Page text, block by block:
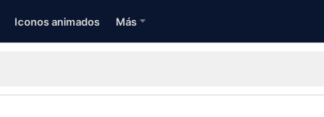
Iconos animados Más